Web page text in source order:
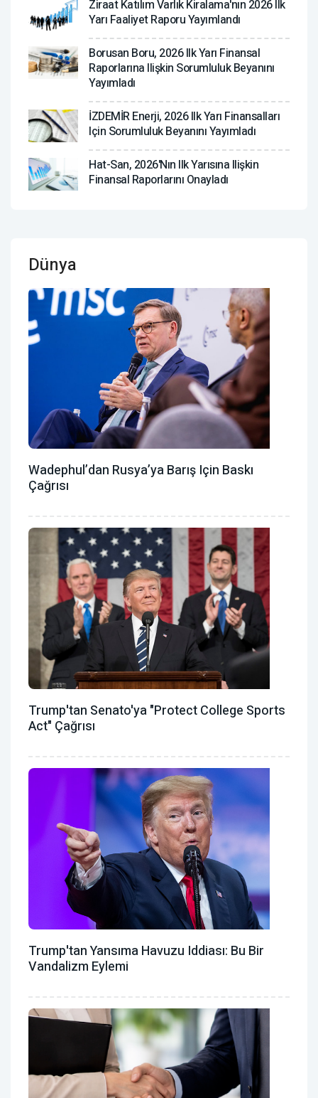
Ziraat Katılım Varlık Kiralama'nın 2026 Ilk
Yarı Faaliyet Raporu Yayımlandı
Borusan Boru, 2026 Ilk Yarı Finansal
Raporlarına Ilişkin Sorumluluk Beyanını
Yayımladı
İZDEMİR Enerji, 2026 Ilk Yarı Finansalları
Için Sorumluluk Beyanını Yayımladı
Hat-San, 2026'nın Ilk Yarısına Ilişkin
Finansal Raporlarını Onayladı
Dünya
Wadephul’dan Rusya’ya Barış Için Baskı
Çağrısı
Trump'tan Senato'ya "Protect College Sports
Act" Çağrısı
Trump'tan Yansıma Havuzu Iddiası: Bu Bir
Vandalizm Eylemi